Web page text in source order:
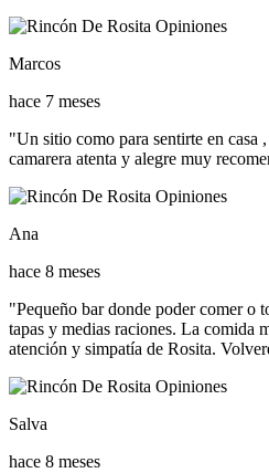
Marcos
hace 7 meses
"Un sitio como para sentirte en casa
camarera atenta y alegre muy
Ana
hace 8 meses
"Pequeño bar donde poder comer o
tapas y medias raciones. La comida
atención y simpatía de Rosita.
Salva
hace 8 meses